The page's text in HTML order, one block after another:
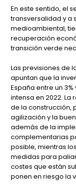
En este sentido, el
transversalidad y a
medioambiental,
recuperación
transición verde
Las previsiones de
apuntan que la
España entre un
intensa en 2022.
de la construcción,
agilización y la
además de la
complementarias
posible, mientras
medidas para
costes que están
ponen en riesgo la